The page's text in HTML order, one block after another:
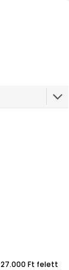
27.000 Ft felett